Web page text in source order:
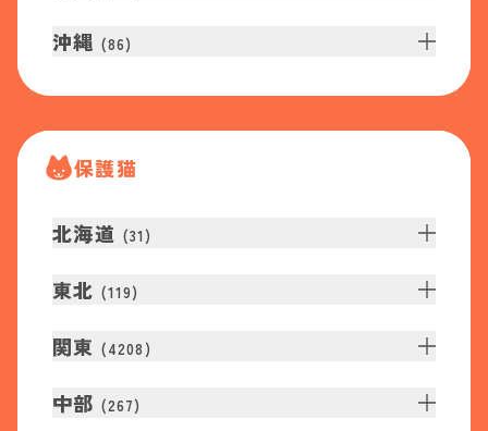
沖縄 (86)
保護猫
北海道 (31 )
東北 (119)
関東 (4208 )
中部 (267)